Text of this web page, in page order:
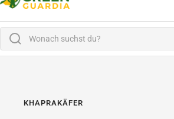
KHAPRAKÄFER